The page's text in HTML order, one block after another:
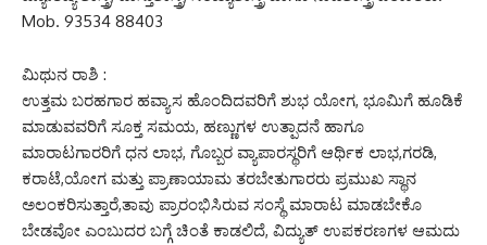
Mob. 93534 88403
ಮಿಥುನ ರಾಶಿ :
ಉತ್ತಮ ಬರಹಗಾರ ಹವ್ಯಾಸ ಹೊಂದಿದವರಿಗೆ ಶುಭ ಯೋಗ, ಭೂಮಿಗೆ ಹೂಡಿಕೆ
ಮಾಡುವವರಿಗೆ ಸೂಕ್ತ ಸಮಯ, ಹಣ್ಣುಗಳ ಉತ್ಪಾದನೆ ಹಾಗೂ
ಮಾರಾಟಗಾರರಿಗೆ ಧನ ಲಾಭ, ಗೊಬ್ಬರ ವ್ಯಾಪಾರಸ್ಥರಿಗೆ ಆರ್ಥಿಕ ಲಾಭ,ಗರಡಿ,
ಕರಾಟೆ,ಯೋಗ ಮತ್ತು ಪ್ರಾಣಾಯಾಮ ತರಬೇತುಗಾರರು ಪ್ರಮುಖ ಸ್ಥಾನ
ಅಲಂಕರಿಸುತ್ತಾರೆ,ತಾವು ಪ್ರಾರಂಭಿಸಿರುವ ಸಂಸ್ಥೆ ಮಾರಾಟ ಮಾಡಬೇಕೊ
ಬೇಡವೋ ಎಂಬುದರ ಬಗ್ಗೆ ಚಿಂತೆ ಕಾಡಲಿದೆ, ವಿದ್ಯುತ್ ಉಪಕರಣಗಳ ಆಮದು